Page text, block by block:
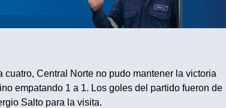
Central Norte no pudo mantener la victoria
empatando 1 a 1. Los goles del partido fueron de
Salto para la visita.